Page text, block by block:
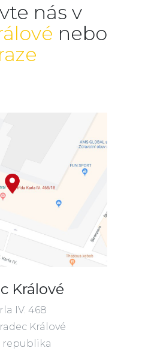
nás v
nebo
Králové
IV. 468
Králové
republika